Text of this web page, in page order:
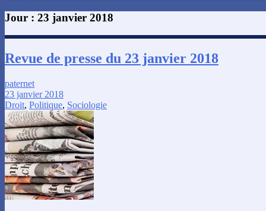
Jour : 23 janvier 2018
Revue de presse du 23 janvier 2018
paternet
23 janvier 2018
Droit, Politique, Sociologie